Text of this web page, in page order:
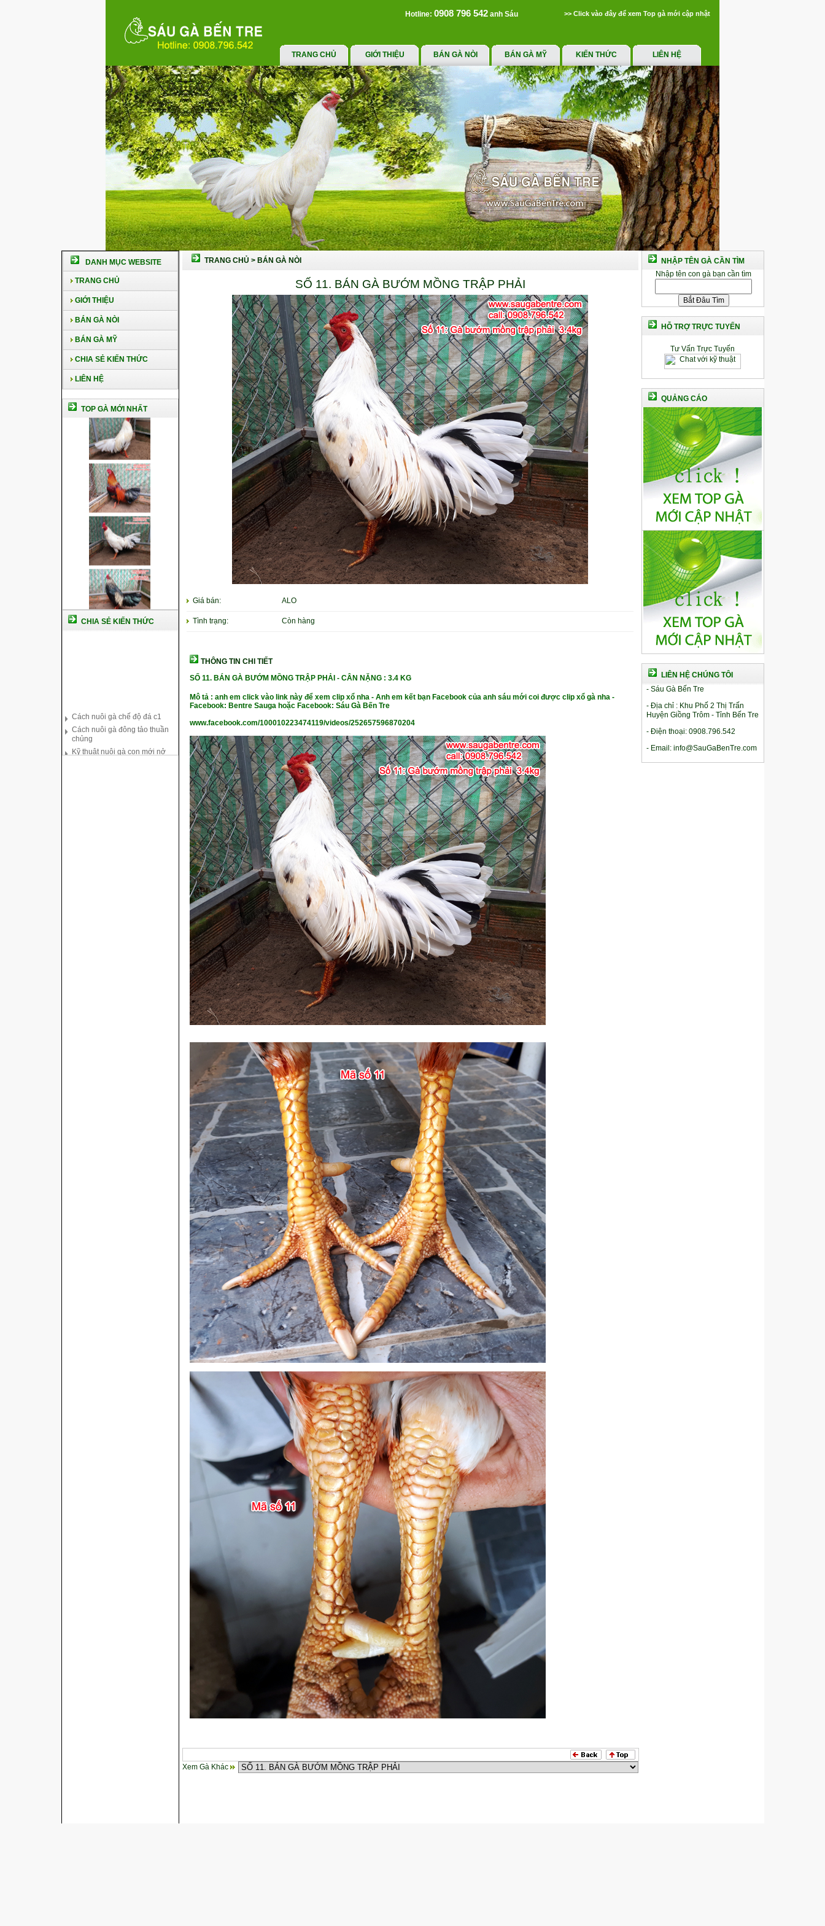
Hotline: 0908 796 542 anh Sáu >> Click vào đây để xem Top gà mới cập nhật
TRANG CHỦ GIỚI THIỆU BÁN GÀ NÒI BÁN GÀ MỸ KIẾN THỨC LIÊN HỆ
DANH MỤC WEBSITE
TRANG CHỦ
GIỚI THIỆU
BÁN GÀ NÒI
BÁN GÀ MỸ
CHIA SẺ KIẾN THỨC
LIÊN HỆ
TOP GÀ MỚI NHẤT
CHIA SẺ KIẾN THỨC
Kỹ thuật nuôi gà con mới nở
Hướng dẫn nuôi gà đá
Tại sao bạn cần biết cách nuôi
TRANG CHỦ > BÁN GÀ NÒI
SỐ 11. BÁN GÀ BƯỚM MỒNG TRẬP PHẢI
Giá bán: ALO
Tình trạng: Còn hàng
THÔNG TIN CHI TIẾT
SỐ 11. BÁN GÀ BƯỚM MỒNG TRẬP PHẢI - CÂN NẶNG : 3.4 KG
Mô tả : anh em click vào link này để xem clip xổ nha - Anh em kết bạn Facebook của anh sáu mới coi được clip xổ gà nha -
Facebook: Bentre Sauga hoặc Facebook: Sáu Gà Bến Tre
www.facebook.com/100010223474119/videos/252657596870204
Xem Gà Khác
NHẬP TÊN GÀ CẦN TÌM
Nhập tên con gà bạn cần tìm
HỖ TRỢ TRỰC TUYẾN
Tư Vấn Trực Tuyến
QUẢNG CÁO
LIÊN HỆ CHÚNG TÔI
- Sáu Gà Bến Tre
- Địa chỉ : Khu Phố 2 Thị Trấn
Huyện Giồng Trôm - Tỉnh Bến Tre
- Điện thoại: 0908.796.542
- Email: info@SauGaBenTre.com